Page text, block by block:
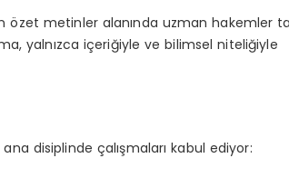
metinler alanında uzman hakemler
yalnızca içeriğiyle ve bilimsel niteliğiyle
disiplinde çalışmaları kabul ediyor: